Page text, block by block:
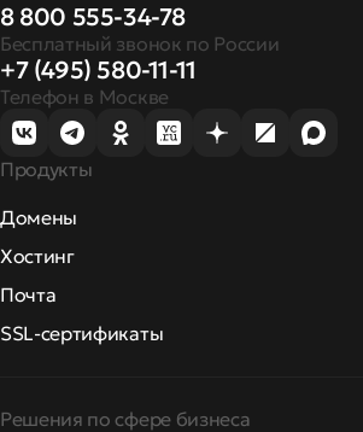
8 800 555-34-78
Бесплатный звонок по России
+7 (495) 580-11-11
Телефон в Москве
Продукты
Домены
Хостинг
Почта
SSL-сертификаты
Решения по сфере бизнеса